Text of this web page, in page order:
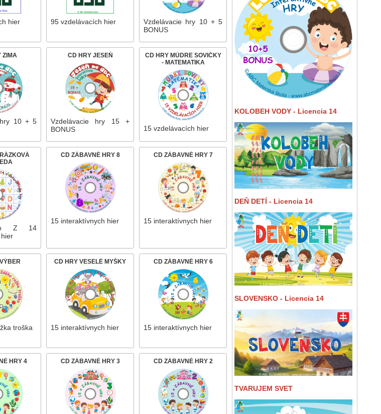
KOLOBEH VODY - Licencia 14
DEŇ DETÍ - Licencia 14
SLOVENSKO - Licencia 14
TVARUJEM SVET
hier 95 vzdelávacích hier
Vzdelávacie hry 10 + 5
BONUS
ZIMA
10 + 5
CD HRY JESEŇ
Vzdelávacie hry 15 +
BONUS
CD HRY MÚDRE SOVIČKY
- MATEMATIKA
15 vzdelávacích hier
Z 14
CD ZÁBAVNÉ HRY 8
15 interaktívnych hier
CD ZÁBAVNÉ HRY 7
15 interaktívnych hier
troška
CD HRY VESELÉ MYŠKY
15 interaktívnych hier
CD ZÁBAVNÉ HRY 6
15 interaktívnych hier
HRY 4 CD ZÁBAVNÉ HRY 3 CD ZÁBAVNÉ HRY 2